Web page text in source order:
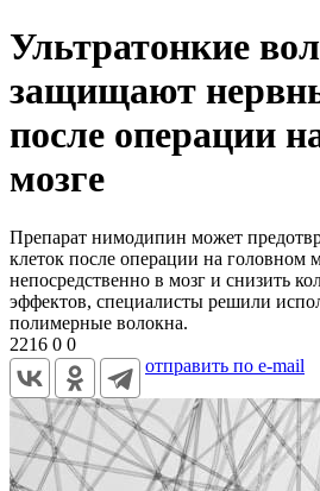
Ультратонкие
защищают
после операции
мозге
Препарат нимодипин может
клеток после операции на головном
непосредственно в мозг и снизить
эффектов, специалисты решили
полимерные волокна.
2216 0 0
отправить по e-mail